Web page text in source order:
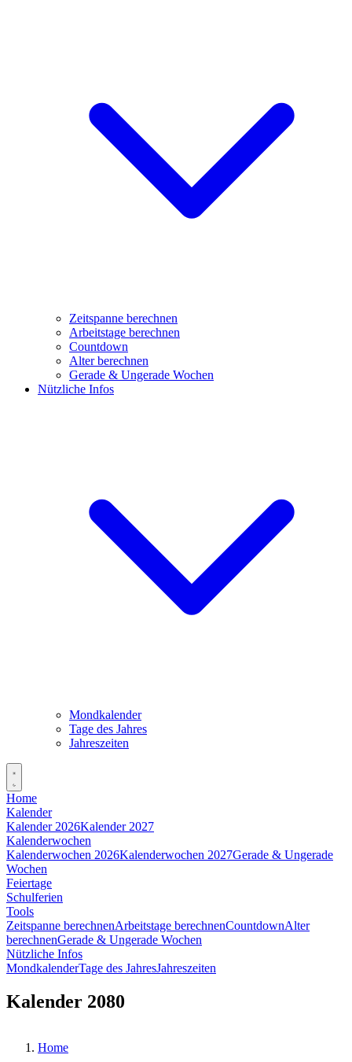
Zeitspanne berechnen
Arbeitstage berechnen
Countdown
Alter berechnen
Gerade & Ungerade Wochen
Nützliche Infos
Mondkalender
Tage des Jahres
Jahreszeiten
Home
Kalender
Kalender 2026Kalender 2027
Kalenderwochen
Kalenderwochen 2026Kalenderwochen 2027Gerade & Ungerade
Wochen
Feiertage
Schulferien
Tools
Zeitspanne berechnenArbeitstage berechnenCountdownAlter
berechnenGerade & Ungerade Wochen
Nützliche Infos
MondkalenderTage des JahresJahreszeiten
Kalender 2080
Home